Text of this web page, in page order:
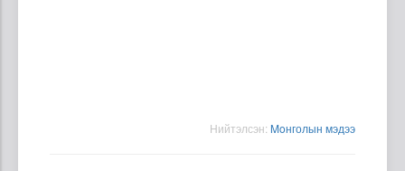
Нийтэлсэн: Moнголын мэдээ